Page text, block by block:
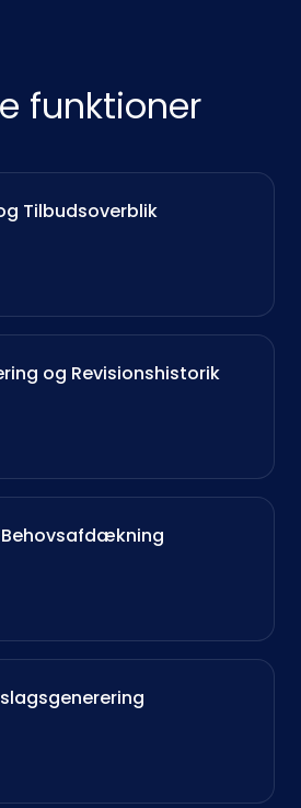
funktioner
Tilbudsoverblik
og Revisionshistorik